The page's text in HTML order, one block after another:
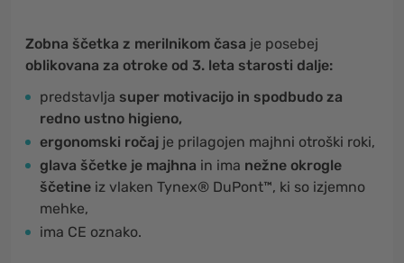
Zobna ščetka z merilnikom časa je posebej
oblikovana za otroke od 3. leta starosti dalje:
predstavlja super motivacijo in spodbudo za
redno ustno higieno,
ergonomski ročaj je prilagojen majhni otroški roki,
glava ščetke je majhna in ima nežne okrogle
ščetine iz vlaken Tynex® DuPont™, ki so izjemno
mehke,
ima CE oznako.